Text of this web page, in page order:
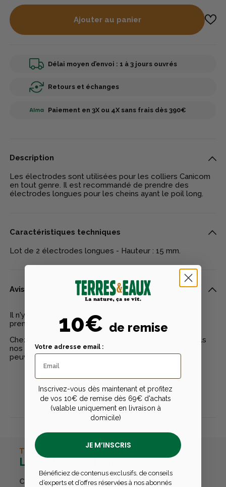
Ajouter au panier
Délai moyen d’envoi : 1 à 3 jours ouvrés
Retours et échanges
Paiement en 3X ou 4X sans frais dès 390€
Description
Les électrodes sont utilisées pour les colliers Canicom
en tout genre. Il est recommandé de prendre des
électrodes longues pour les cheins ayant le poil long.
Caractéristiques techniques
Lot de 2 électrodes longues - Hauteur : 15 mm.
Avis clients
Il n'y a pas encore d'avis pour ce produit - Soyez le
premier à rédiger un avis
Chez Terres & Eaux, les avis sont 100% certifiés : seuls
nos clients ayant réellement acheté nos produits
peuvent laisser un avis
Publier un avis
TERRES & EAUX
La carte avantages
Cumulez des points passions et convertissez-
10€ de remise
Votre adresse email :
Inscrivez-vous dès maintenant et profitez
de vos 10€ de remise dès 69€ d'achats
(valable uniquement en livraison à
domicile)
JE M’INSCRIS
Bénéficiez de contenus exclusifs, de conseils
d’experts et d’offres réservées à nos abonnés